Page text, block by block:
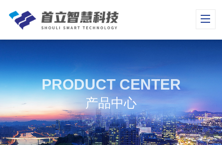
PRODUCT CENTER
产品中心